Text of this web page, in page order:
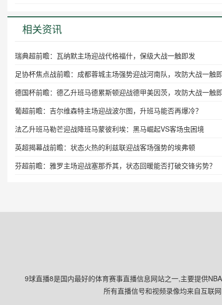
相关资讯
瑞典超前瞻：瓦纳默主场迎战代格福什，保级大战一触即发
足协杯焦点战前瞻：成都蓉城主场强势迎战河南队，攻防大战一触
德国杯前瞻：德乙升班马德累斯顿迎战德甲美因茨，攻防大战一触
葡超前瞻：吉尔维森特主场迎战波尔图，升班马能否再爆冷？
法乙升班马勒芒迎战降班马蒙彼利埃：黑马崛起VS客场虫困境
英超揭幕战前瞻：状态火热的利兹联迎战客场强势的埃弗顿
芬超前瞻：雅罗主场迎战塞那乔其，状态回暖能否打破交锋劣势？
9球直播8是国内最好的体育赛事直播信息网站之一,主要提供
所有直播信号和视频录像均来自互联